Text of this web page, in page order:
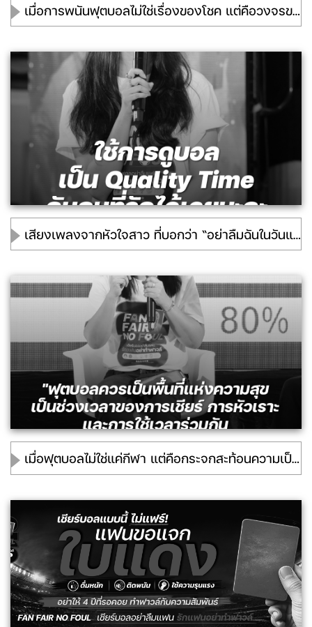
เมื่อการพนันฟุตบอลไม่ใช่เรื่องของโชค แต่คือวงจรของโรคที่เริ่มต้นจากสมอง
เสียงเพลงจากหัวใจสาว ที่บอกว่า “อย่าลืมฉันในวันแข่งบอล”
เมื่อฟุตบอลไม่ใช่แค่กีฬา แต่คือกระจกสะท้อนความเป็นชาย